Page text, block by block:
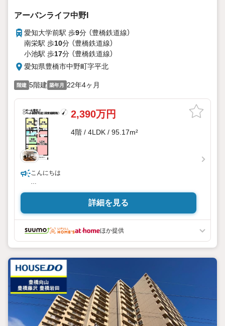
アーバンライフ中野I
愛知大学前駅 歩9分 （豊橋鉄道線）
南栄駅 歩10分 （豊橋鉄道線）
小池駅 歩17分 （豊橋鉄道線）
愛知県豊橋市中野町字平北
階建 5階建 築年月 22年4ヶ月
2,390万円
4階 / 4LDK / 95.17m²
こんにちは
・当店は豊橋市を中心に、常時800件の仲介物件を取り扱っ
新築戸建だけでなく、中古戸建・売土地・マンションまで幅
広くご紹介しております。
リフォームや注文住宅も自社で施工しているので、住宅につ
いてトータルサポート！
●住宅ローンの相談も承っております。
当社のご成約事例ですが、借入がある方、自営業の方、転職
歴のある方、
従業年数1年未満の方も、おてつだいさせて頂きました。
●お住み替えやご売却も経験豊富なスタッフがご相談に応じ
詳細を見る
ほか提供